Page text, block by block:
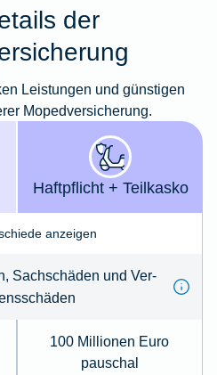
der
Leistungen und günstigen
Mopedversicherung.
Haft­­pflicht + Teil­kasko
anzeigen
Sachschäden und Ver­
100 Millionen Euro
pauschal